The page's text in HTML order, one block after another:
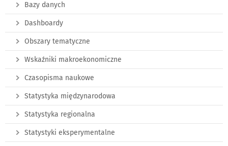
Bazy danych
Dashboardy
Obszary tematyczne
Wskaźniki makroekonomiczne
Czasopisma naukowe
Statystyka międzynarodowa
Statystyka regionalna
Statystyki eksperymentalne